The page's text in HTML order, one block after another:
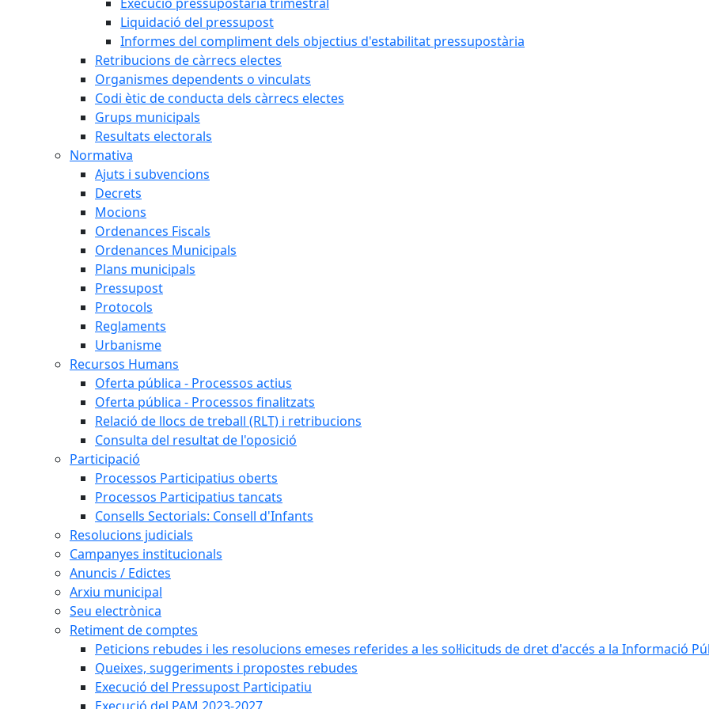
Liquidació del pressupost
Informes del compliment dels objectius d'estabilitat pressupostària
Retribucions de càrrecs electes
Organismes dependents o vinculats
Codi ètic de conducta dels càrrecs electes
Grups municipals
Resultats electorals
Normativa
Ajuts i subvencions
Decrets
Mocions
Ordenances Fiscals
Ordenances Municipals
Plans municipals
Pressupost
Protocols
Reglaments
Urbanisme
Recursos Humans
Oferta pública - Processos actius
Oferta pública - Processos finalitzats
Relació de llocs de treball (RLT) i retribucions
Consulta del resultat de l'oposició
Participació
Processos Participatius oberts
Processos Participatius tancats
Consells Sectorials: Consell d'Infants
Resolucions judicials
Campanyes institucionals
Anuncis / Edictes
Arxiu municipal
Seu electrònica
Retiment de comptes
Peticions rebudes i les resolucions emeses referides a les sol·licituds de dret d'accés a la Informació
Queixes, suggeriments i propostes rebudes
Execució del Pressupost Participatiu